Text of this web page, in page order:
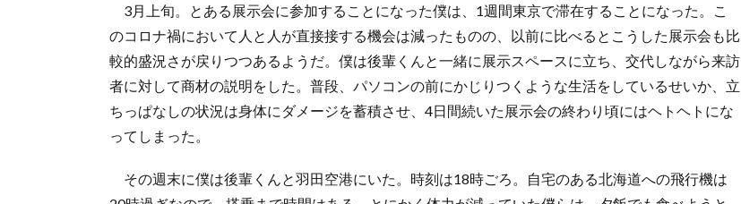
3月上旬。とある展示会に参加することになった僕は、1週間東京で滞在することになった。こ
のコロナ禍において人と人が直接接する機会は減ったものの、以前に比べるとこうした展示会も比
較的盛況さが戻りつつあるようだ。僕は後輩くんと一緒に展示スペースに立ち、交代しながら来訪
者に対して商材の説明をした。普段、パソコンの前にかじりつくような生活をしているせいか、立
ちっぱなしの状況は身体にダメージを蓄積させ、4日間続いた展示会の終わり頃にはヘトヘトにな
ってしまった。
その週末に僕は後輩くんと羽田空港にいた。時刻は18時ごろ。自宅のある北海道への飛行機は